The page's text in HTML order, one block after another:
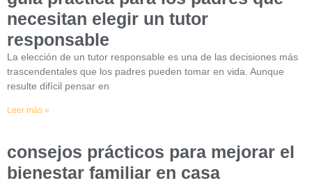
necesitan elegir un tutor
responsable
La elección de un tutor responsable es una de las decisiones más
trascendentales que los padres pueden tomar en vida. Aunque
resulte difícil pensar en
Leer más »
consejos prácticos para mejorar el
bienestar familiar en casa